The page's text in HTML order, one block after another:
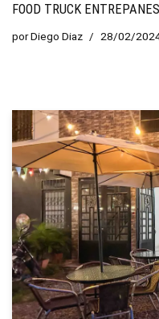
FOOD TRUCK
porDiego Diaz 28/02/